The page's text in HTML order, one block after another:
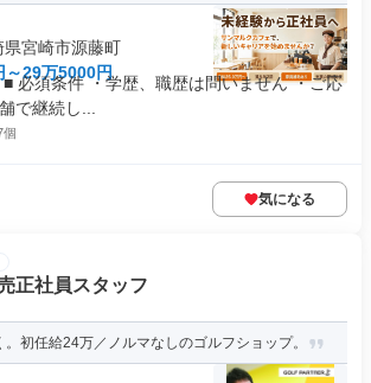
宮崎市源藤町
～29万5000円
必須条件 ・学歴、職歴は問いません ・ご応
で継続し...
個
気になる
正社員スタッフ
初任給24万／ノルマなしのゴルフショップ。